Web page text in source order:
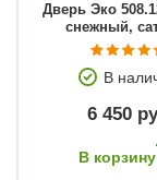
Дверь Эко
снежный,
В
6 450
В корзину